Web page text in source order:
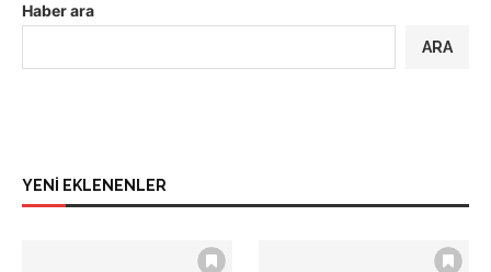
Haber ara
ARA
YENİ EKLENENLER